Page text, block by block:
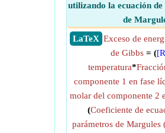
utilizando la ecuación
de
​ LaTeX Exceso de
de Gibbs = (
temperatura*
componente 1 en fase
molar del componente 2
(Coeficiente de
parámetros de Margules